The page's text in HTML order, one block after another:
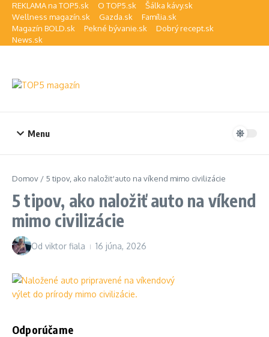
Preskočiť na obsah
REKLAMA na TOP5.sk O TOP5.sk
Šálka kávy.sk
Wellness magazín.sk
Gazda.sk
Família.sk
Magazín BOLD.sk
Pekné bývanie.sk
Dobrý recept.sk
News.sk
Menu
Domov / 5 tipov, ako naložiť auto na víkend mimo civilizácie
5 tipov, ako naložiť auto na víkend
mimo civilizácie
Od viktor fiala 16 júna, 2026
Odporúčame